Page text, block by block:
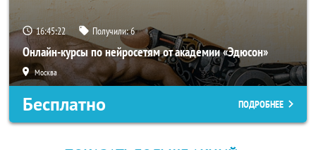
16:45:22 Получили:6
Онлайн-курсы по нейросетям от академии «Эдюсон»
Москва
Бесплатно ПОДРОБНЕЕ